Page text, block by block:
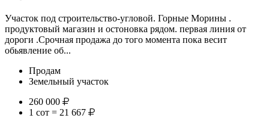
Участок под строительство-угловой. Горные Морины .
продуктовый магазин и остоновка рядом. первая линия от
дороги .Срочная продажа до того момента пока весит
обьявление об...
Продам
Земельный участок
260 000
1 сот = 21 667